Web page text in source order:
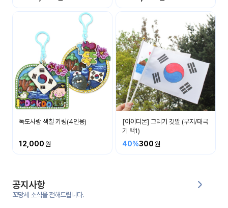
공지
사항
이벤
트
들의
후기
게시
독도사랑 색칠 키링(4인용)
12,000
[아이디몬] 그리기 깃발 (무지/태극
기 택1)
40%300
공지사항
꼬망세 소식을 전해드립니다.